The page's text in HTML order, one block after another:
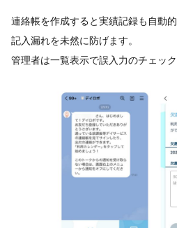
連絡帳を作成すると実績記録も自動
記入漏れを未然に防げます。
管理者は一覧表示で誤入力のチェック